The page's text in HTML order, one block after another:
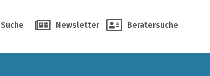
Suche Newsletter Beratersuche